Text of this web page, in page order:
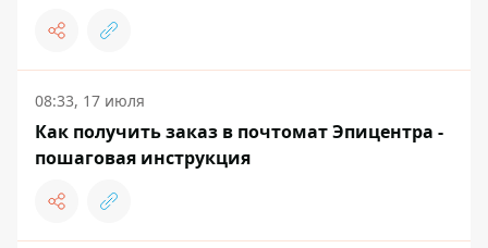
08:33, 17 июля
Как получить заказ в почтомат Эпицентра -
пошаговая инструкция